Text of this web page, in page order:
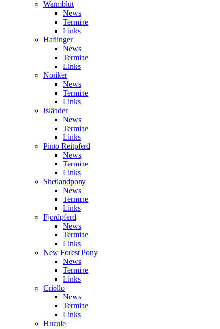
Warmblut
News
Termine
Links
Haflinger
News
Termine
Links
Noriker
News
Termine
Links
Isländer
News
Termine
Links
Pinto Reitpferd
News
Termine
Links
Shetlandpony
News
Termine
Links
Fjordpferd
News
Termine
Links
New Forest Pony
News
Termine
Links
Criollo
News
Termine
Links
Huzule